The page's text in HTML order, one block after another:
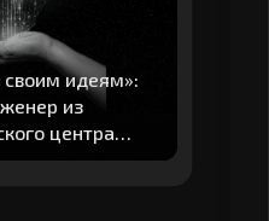
своим идеям»:
из
центра
о главных